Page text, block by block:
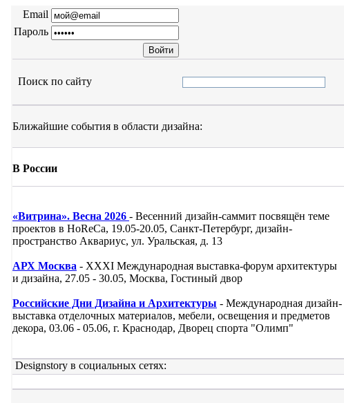
Email
Пароль
Поиск по сайту
Ближайшие события в области дизайна:
В России
«Витрина». Весна 2026 - Весенний дизайн-саммит посвящён теме
проектов в HoReCa, 19.05-20.05, Санкт-Петербург, дизайн-
пространство Аквариус, ул. Уральская, д. 13
АРХ Москва - XXXI Международная выставка-форум архитектуры
и дизайна, 27.05 - 30.05, Москва, Гостиный двор
Российские Дни Дизайна и Архитектуры - Международная дизайн-
выставка отделочных материалов, мебели, освещения и предметов
декора, 03.06 - 05.06, г. Краснодар, Дворец спорта "Олимп"
Designstory в социальных сетях: